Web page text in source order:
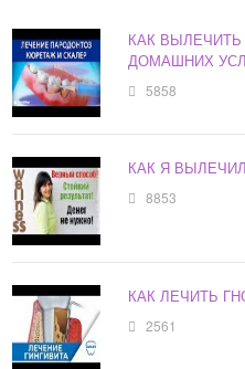
КАК
ДОМАШНИХ
5858
КАК Я
8853
КАК ЛЕЧИТЬ
2561